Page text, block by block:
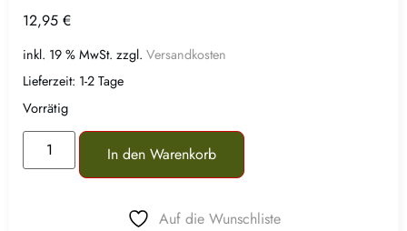
12,95 €
inkl. 19 % MwSt. zzgl. Versandkosten
Lieferzeit: 1-2 Tage
Vorrätig
In den Warenkorb
Auf die Wunschliste